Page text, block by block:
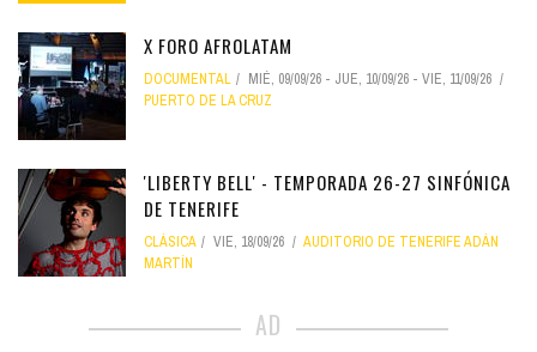
X FORO AFROLATAM
DOCUMENTAL MIÉ, 09/09/26 - JUE, 10/09/26 - VIE, 11/09/26
PUERTO DE LA CRUZ
'LIBERTY BELL' - TEMPORADA 26-27 SINFÓNICA
DE TENERIFE
CLÁSICA VIE, 18/09/26
AUDITORIO DE TENERIFE ADÁN
MARTÍN
AD